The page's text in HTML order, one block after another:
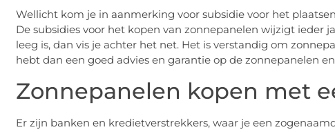
Wellicht kom je in aanmerking voor subsidie voor het
De subsidies voor het kopen van zonnepanelen wijzigt ieder
leeg is, dan vis je achter het net. Het is verstandig om
hebt dan een goed advies en garantie op de zonnepanelen
Zonnepanelen kopen met
Er zijn banken en kredietverstrekkers, waar je een